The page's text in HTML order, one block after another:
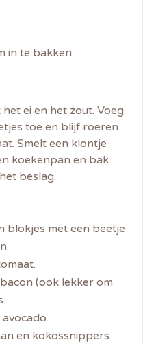
in te bakken
ei en het zout. Voeg
toe en blijf roeren
Smelt een klontje
koekenpan en bak
beslag.
blokjes met een beetje
(ook lekker om
en kokossnippers.